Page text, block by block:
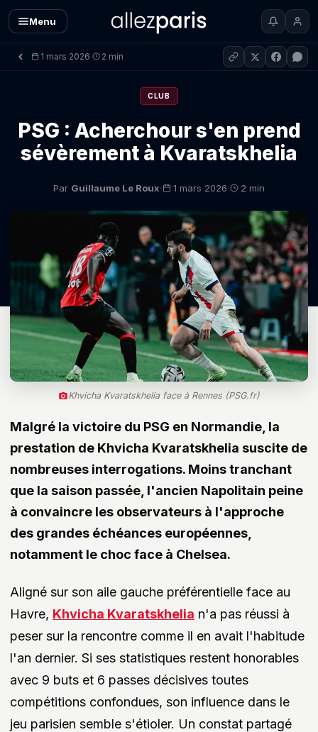
Menu
1 mars 2026· 2 min
CLUB
PSG : Acherchour s'en prend
sévèrement à Kvaratskhelia
Par Guillaume Le Roux· 1 mars 2026· 2 min
Khvicha Kvaratskhelia face à Rennes (PSG.fr)
Malgré la victoire du PSG en Normandie, la
prestation de Khvicha Kvaratskhelia suscite de
nombreuses interrogations. Moins tranchant
que la saison passée, l'ancien Napolitain peine
à convaincre les observateurs à l'approche
des grandes échéances européennes,
notamment le choc face à Chelsea.
Aligné sur son aile gauche préférentielle face au
Havre, Khvicha Kvaratskhelia n'a pas réussi à
peser sur la rencontre comme il en avait l'habitude
l'an dernier. Si ses statistiques restent honorables
avec 9 buts et 6 passes décisives toutes
compétitions confondues, son influence dans le
jeu parisien semble s'étioler. Un constat partagé